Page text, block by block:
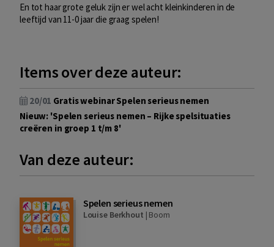
En tot haar grote geluk zijn er wel acht kleinkinderen in de
leeftijd van 11-0 jaar die graag spelen!
Items over deze auteur:
20/01 Gratis webinar Spelen serieus nemen
Nieuw: 'Spelen serieus nemen – Rijke spelsituaties
creëren in groep 1 t/m 8'
Van deze auteur:
Spelen serieus nemen
Louise Berkhout | Boom